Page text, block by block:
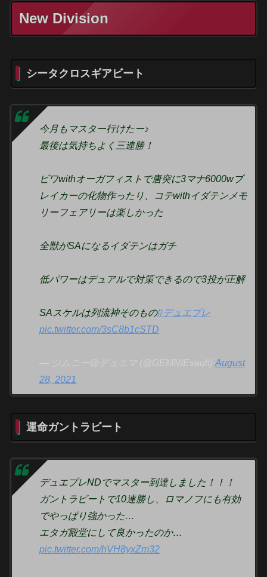
New Division
シータクロスギアビート
今月もマスター行けたー♪
最後は気持ちよく三連勝！
ビワwithオーガフィストで唐突に3マナ6000wブ
レイカーの化物作ったり、コテwithイダテンメモ
リーフェアリーは楽しかった
全獣がSAになるイダテンはガチ
低パワーはデュアルで対策できるので3投が正解
SAスケルは列流神そのもの#デュエプレ
pic.twitter.com/3sC8b1cSTD
— ジムニー@デュエマ (@GEMNIEvault)August
28, 2021
運命ガントラビート
デュエプレNDでマスター到達しました！！！
ガントラビートで10連勝し、ロマノフにも有効
でやっぱり強かった…
エタガ殿堂にして良かったのか…
pic.twitter.com/hVH8yxZm32